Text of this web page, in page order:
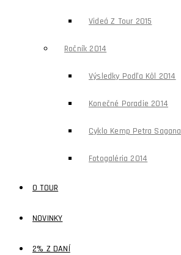
Videá Z Tour 2015
Ročník 2014
Výsledky Podľa Kôl 2014
Konečné Poradie 2014
Cyklo Kemp Petra Sagana
Fotogaléria 2014
O TOUR
NOVINKY
2% Z DANÍ